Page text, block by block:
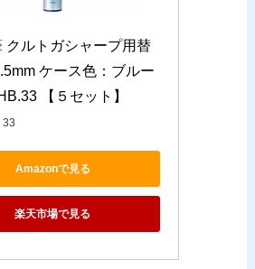
クルトガシャープ用替
ケース色：ブルー
【５セット】
33
Amazonで見る
楽天市場で見る